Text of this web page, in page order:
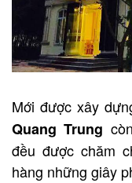
Mới được xây
Quang Trung
đều được chăm
hàng những giây